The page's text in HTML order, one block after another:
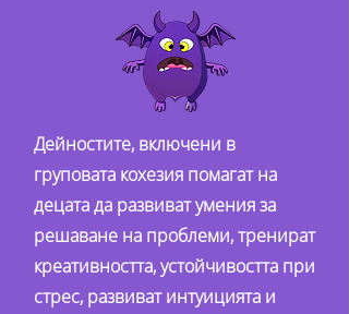
Дейностите, включени в
груповата кохезия помагат на
децата да развиват умения за
решаване на проблеми, тренират
креативността, устойчивостта при
стрес, развиват интуицията и